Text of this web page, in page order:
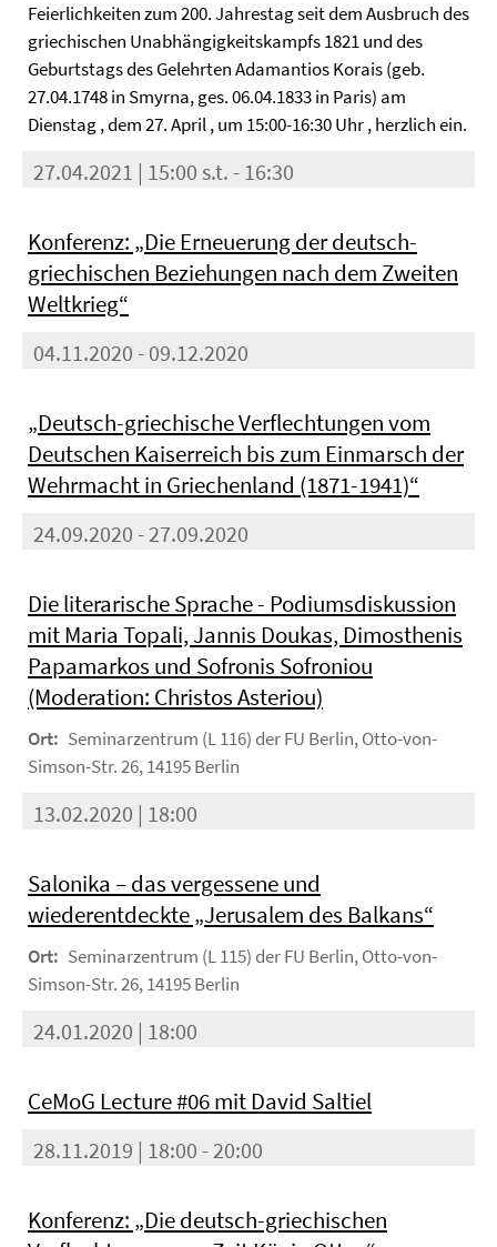
Feierlichkeiten zum 200. Jahrestag seit dem Ausbruch des
griechischen Unabhängigkeitskampfs 1821 und des
Geburtstags des Gelehrten Adamantios Korais (geb.
27.04.1748 in Smyrna, ges. 06.04.1833 in Paris) am
Dienstag , dem 27. April , um 15:00-16:30 Uhr , herzlich ein.
27.04.2021 | 15:00 s.t. - 16:30
Konferenz: „Die Erneuerung der deutsch-
griechischen Beziehungen nach dem Zweiten
Weltkrieg“
04.11.2020 - 09.12.2020
„Deutsch-griechische Verflechtungen vom
Deutschen Kaiserreich bis zum Einmarsch der
Wehrmacht in Griechenland (1871-1941)“
24.09.2020 - 27.09.2020
Die literarische Sprache - Podiumsdiskussion
mit Maria Topali, Jannis Doukas, Dimosthenis
Papamarkos und Sofronis Sofroniou
(Moderation: Christos Asteriou)
Ort: Seminarzentrum (L 116) der FU Berlin, Otto-von-
Simson-Str. 26, 14195 Berlin
13.02.2020 | 18:00
Salonika – das vergessene und
wiederentdeckte „Jerusalem des Balkans“
Ort: Seminarzentrum (L 115) der FU Berlin, Otto-von-
Simson-Str. 26, 14195 Berlin
24.01.2020 | 18:00
CeMoG Lecture #06 mit David Saltiel
28.11.2019 | 18:00 - 20:00
Konferenz: „Die deutsch-griechischen